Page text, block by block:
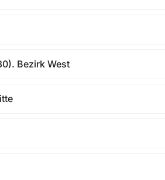
Bezirk West